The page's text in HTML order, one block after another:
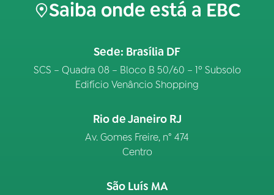
Saiba onde está a EBC
Sede: Brasília DF
SCS – Quadra 08 – Bloco B 50/60 – 1º Subsolo
Edifício Venâncio Shopping
Rio de Janeiro RJ
Av. Gomes Freire, n° 474
Centro
São Luís MA